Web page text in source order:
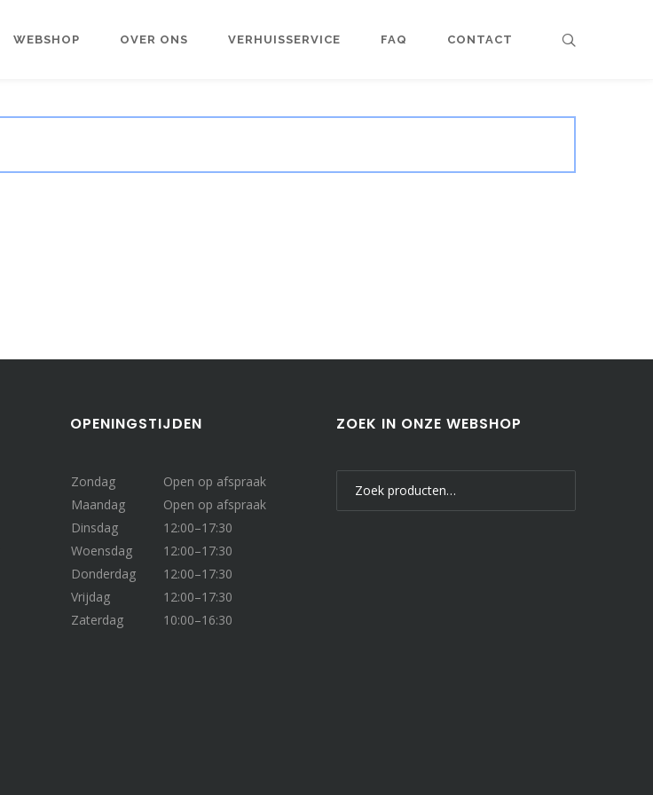
WEBSHOP OVER ONS VERHUISSERVICE FAQ CONTACT
OPENINGSTIJDEN
Zondag
Open op afspraak
Maandag
Open op afspraak
Dinsdag
12:00–17:30
Woensdag
12:00–17:30
Donderdag
12:00–17:30
Vrijdag
12:00–17:30
Zaterdag
10:00–16:30
ZOEK IN ONZE WEBSHOP